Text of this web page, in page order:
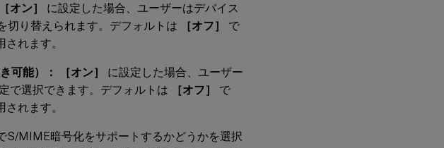
［オン］
に設定した場合、ユーザーはデバイス
り替えられます。デフォルトは
［オフ］
で
れます。
可能）： ［オン］
に設定した場合、ユーザー
で選択できます。デフォルトは
［オフ］
で
れます。
S/MIME暗号化をサポートするかどうかを選択